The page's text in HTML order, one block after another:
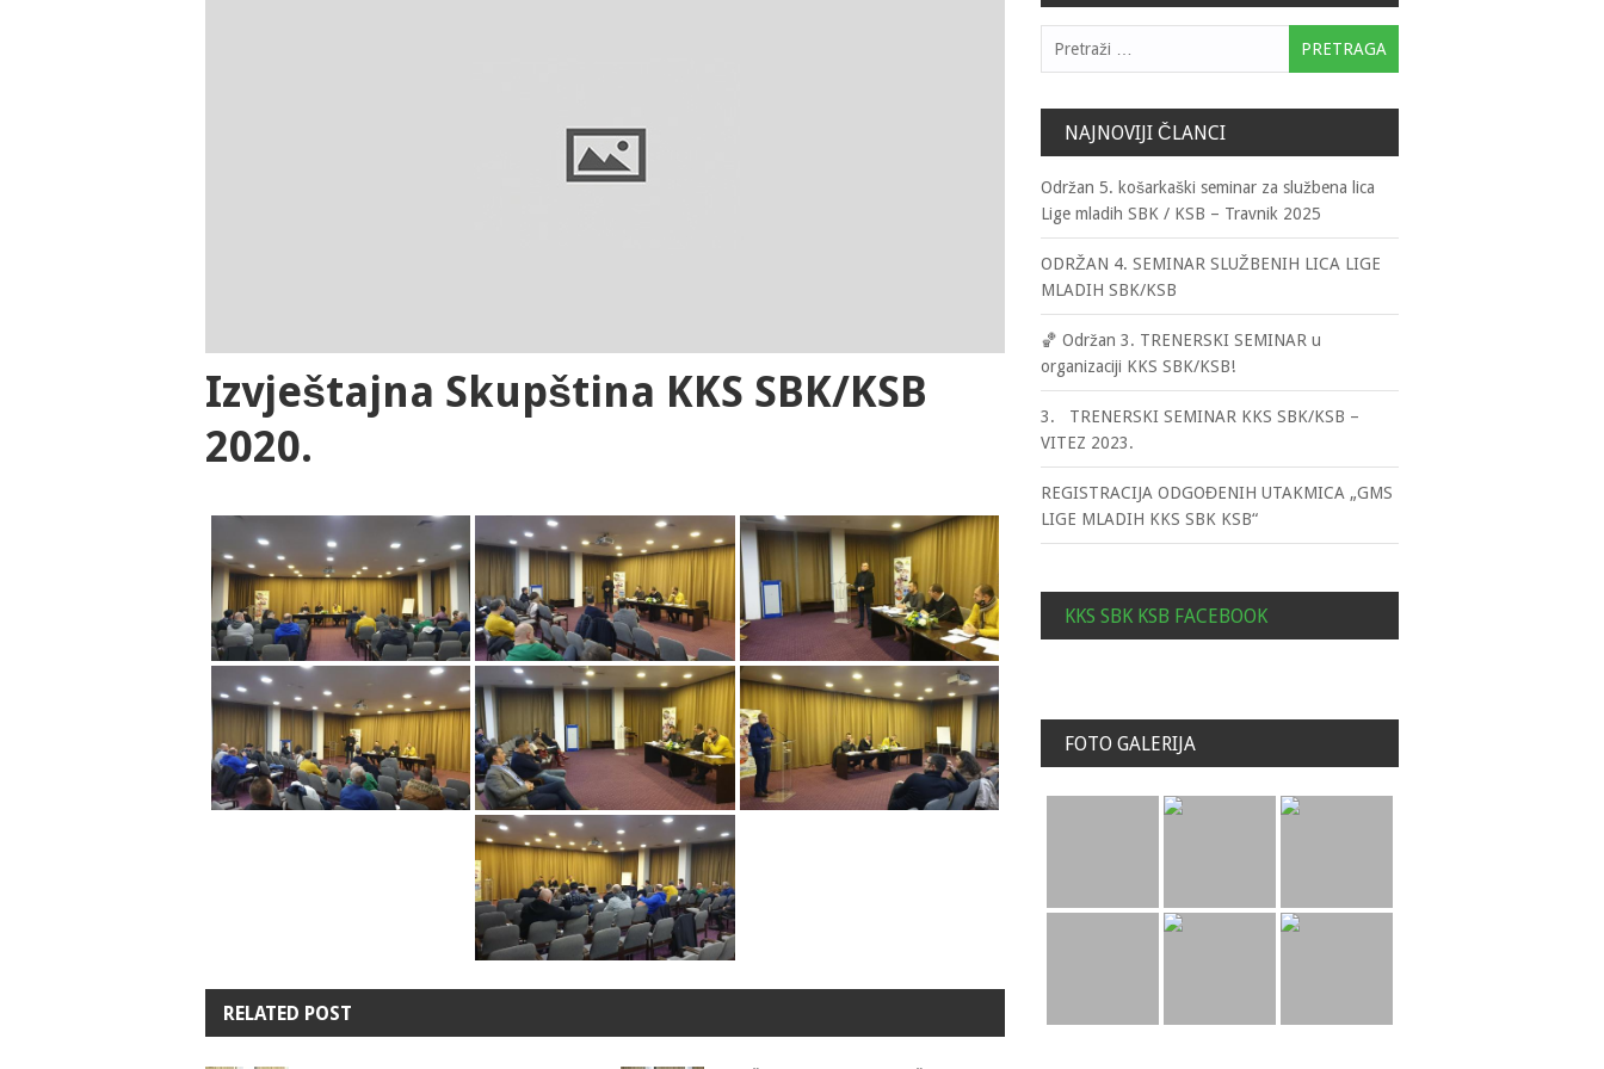
Izvještajna Skupština KKS SBK/KSB
2020.
RELATED POST
NAJNOVIJI ČLANCI
Održan 5. košarkaški seminar za službena lica
Lige mladih SBK / KSB – Travnik 2025
ODRŽAN 4. SEMINAR SLUŽBENIH LICA LIGE
MLADIH SBK/KSB
🏀 Održan 3. TRENERSKI SEMINAR u
organizaciji KKS SBK/KSB!
3. TRENERSKI SEMINAR KKS SBK/KSB –
VITEZ 2023.
REGISTRACIJA ODGOĐENIH UTAKMICA „GMS
LIGE MLADIH KKS SBK KSB“
KKS SBK KSB FACEBOOK
FOTO GALERIJA